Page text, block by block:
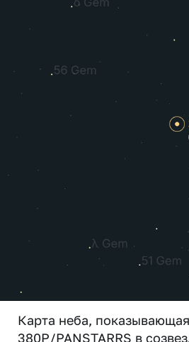
Карта неба,
380P/PANSTARRS в